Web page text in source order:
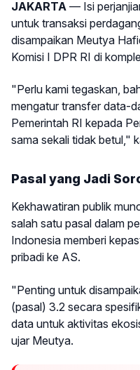
JAKARTA — Isi
untuk transaksi
disampaikan Meutya
Komisi I DPR RI di
"Perlu kami tegaskan,
mengatur transfer data-
Pemerintah RI kepada
sama sekali tidak betul,"
Pasal yang Jadi
Kekhawatiran publik
salah satu pasal dalam
Indonesia memberi
pribadi ke AS.
"Penting untuk
(pasal) 3.2 secara
data untuk aktivitas
ujar Meutya.